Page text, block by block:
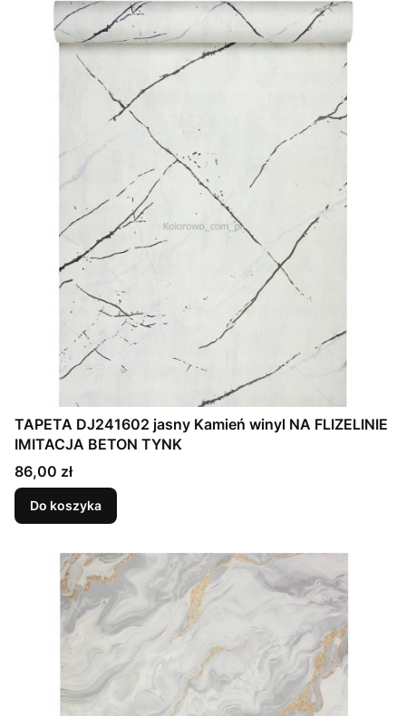
TAPETA DJ241602 jasny Kamień winyl NA FLIZELINIE
IMITACJA BETON TYNK
Cena
86,00 zł
Do koszyka